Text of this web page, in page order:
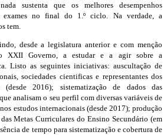
sustenta que os melhores desempenhos
exames no final do 1.º ciclo. Na verdade, a
tem.
desde a legislatura anterior e com menção
XXII Governo, a estudar e a agir sobre a
Listo as seguintes iniciativas: auscultação de
sociedades cientificas e representantes dos
(desde 2016); sistematização de dados das
analisam o seu perfil com diversas variáveis de
estudos internacionais (desde 2017); produção
Metas Curriculares do Ensino Secundário (em
de tempo para sistematização e cobertura de